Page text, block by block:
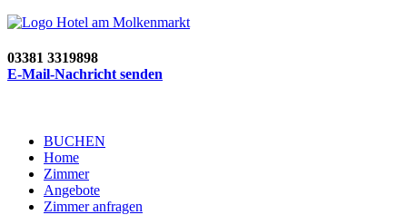
03381 3319898
E-Mail-Nachricht senden
BUCHEN
Home
Zimmer
Angebote
Zimmer anfragen